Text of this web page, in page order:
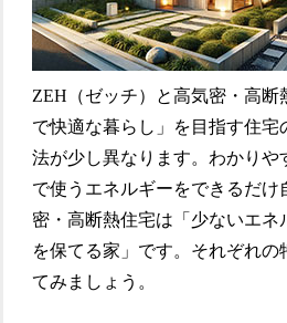
ZEH（ゼッチ）と高気密・高断
で快適な暮らし」を目指す住
法が少し異なります。わかりや
で使うエネルギーをできるだけ
密・高断熱住宅は「少ないエネ
を保てる家」です。それぞれ
てみましょう。